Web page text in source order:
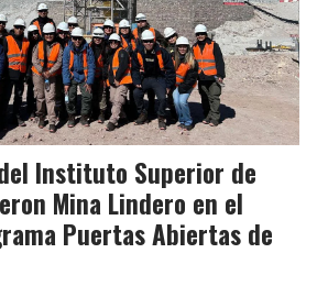
Instituto Superior de
Mina Lindero en el
Puertas Abiertas de